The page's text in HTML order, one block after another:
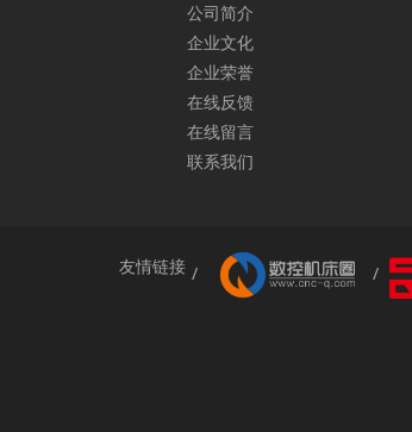
公司简介
企业文化
企业荣誉
在线反馈
在线留言
联系我们
友情链接